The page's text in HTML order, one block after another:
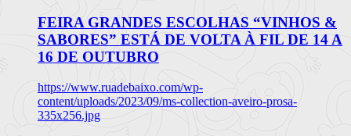
FEIRA GRANDES ESCOLHAS “VINHOS &
SABORES” ESTÁ DE VOLTA À FIL DE 14 A
16 DE OUTUBRO
https://www.ruadebaixo.com/wp-
content/uploads/2023/09/ms-collection-aveiro-prosa-
335x256.jpg